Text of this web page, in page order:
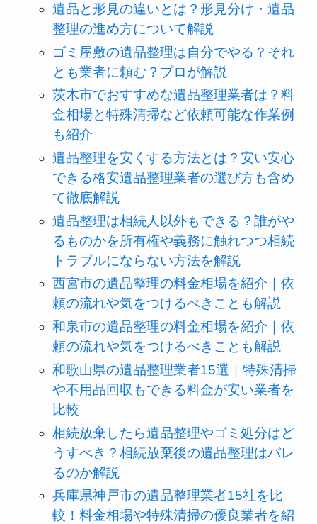
遺品と形見の違いとは？形見分け・遺品
整理の進め方について解説
ゴミ屋敷の遺品整理は自分でやる？それ
とも業者に頼む？プロが解説
茨木市でおすすめな遺品整理業者は？料
金相場と特殊清掃など依頼可能な作業例
も紹介
遺品整理を安くする方法とは？安い安心
できる格安遺品整理業者の選び方も含め
て徹底解説
遺品整理は相続人以外もできる？誰がや
るものかを所有権や義務に触れつつ相続
トラブルにならない方法を解説
西宮市の遺品整理の料金相場を紹介｜依
頼の流れや気をつけるべきことも解説
和泉市の遺品整理の料金相場を紹介｜依
頼の流れや気をつけるべきことも解説
和歌山県の遺品整理業者15選｜特殊清掃
や不用品回収もできる料金が安い業者を
比較
相続放棄したら遺品整理やゴミ処分はど
うすべき？相続放棄後の遺品整理はバレ
るのか解説
兵庫県神戸市の遺品整理業者15社を比
較！料金相場や特殊清掃の優良業者を紹